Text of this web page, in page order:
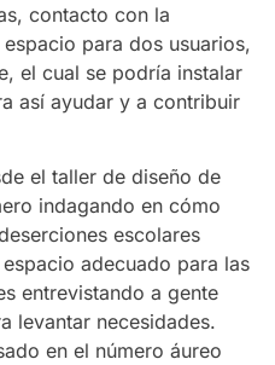
contacto con la
para dos usuarios,
el cual se podría instalar
así ayudar y a contribuir
el taller de diseño de
indagando en cómo
escolares
adecuado para las
entrevistando a gente
levantar necesidades.
en el número áureo